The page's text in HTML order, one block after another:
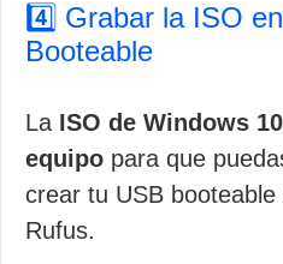
4️⃣ Grabar la ISO
Booteable
La ISO de Windows
equipo para que
crear tu USB
Rufus.